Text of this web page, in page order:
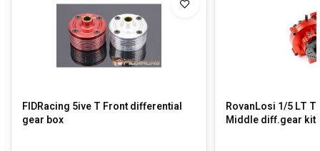
FIDRacing 5ive T Front differential
gear box
RovanLosi 1/5 LT
Middle diff.gear kit